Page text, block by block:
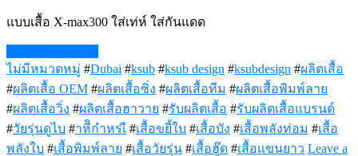
แบบเสื้อ X-max300 ใส่เท่ห์ ใส่กันแดด
ไม่มีหมวดหมู่ #Dubai #ksub #ksub design #ksubdesign #ผลิตเสื้อ
#ผลิตเสื้อ OEM #ผลิตเสื้อซิ่ง #ผลิตเสื้อทีม #ผลิตเสื้อพิมพ์ลาย
#ผลิตเสื้อวิ่ง #ผลิตเสื้อฮาวาย #รับผลิตเสื้อ #รับผลิตเสื้อแบรนด์
#วัยรุ่นดูไบ #าหีิกำหรเื #เสื้อขยี้ใบ #เสื้อบัง #เสื้อพลังท่อม #เสื้อ
พลังใบ #เสื้อพิมพ์ลาย #เสื้อวัยรุ่น #เสื้อฮู๊ด #เสื้อแขนยาว Leave a